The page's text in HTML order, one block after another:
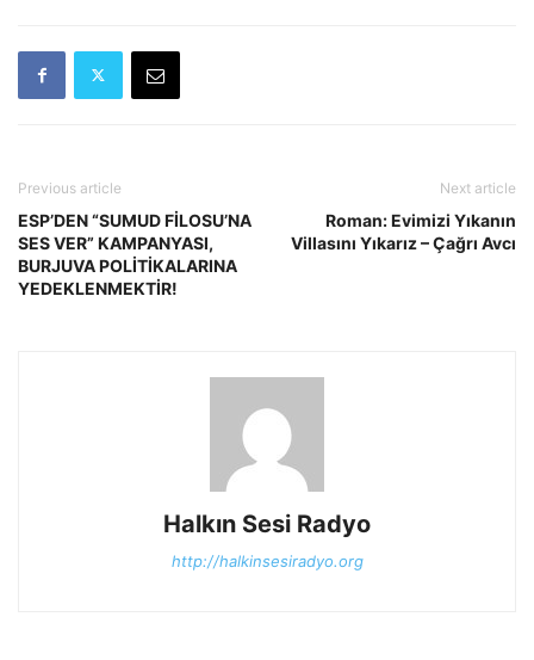
Previous article
ESP’DEN “SUMUD FİLOSU’NA
SES VER” KAMPANYASI,
BURJUVA POLİTİKALARINA
YEDEKLENMEKTİR!
Next article
Roman: Evimizi Yıkanın
Villasını Yıkarız – Çağrı Avcı
Halkın Sesi Radyo
http://halkinsesiradyo.org